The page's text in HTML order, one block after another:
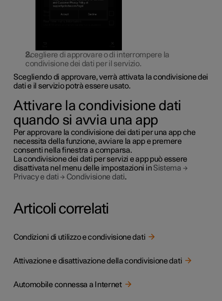
Scegliere di approvare o di interrompere la
condivisione dei dati per il servizio.
Scegliendo di approvare, verrà attivata la condivisione dei
dati e il servizio potrà essere usato.
Attivare la condivisione dati
quando si avvia una app
Per approvare la condivisione dei dati per una app che
necessita della funzione, avviare la app e premere
consenti nella finestra a comparsa.
La condivisione dei dati per servizi e app può essere
disattivata nel menu delle impostazioni in Sistema →
Privacy e dati→ Condivisione dati.
Articoli correlati
Condizioni di utilizzo e condivisione dati
Attivazione e disattivazione della condivisione dati
Automobile connessa a Internet